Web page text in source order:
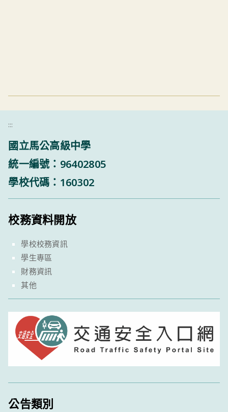
:::
國立馬公高級中學
統一編號：96402805
學校代碼：160302
校務資料開放
學校校務資訊
學生專區
財務資訊
其他
公告類別